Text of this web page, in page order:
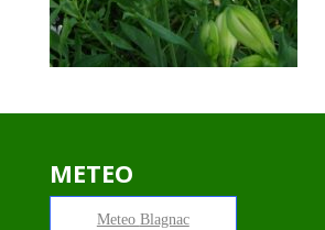
METEO
Meteo Blagnac